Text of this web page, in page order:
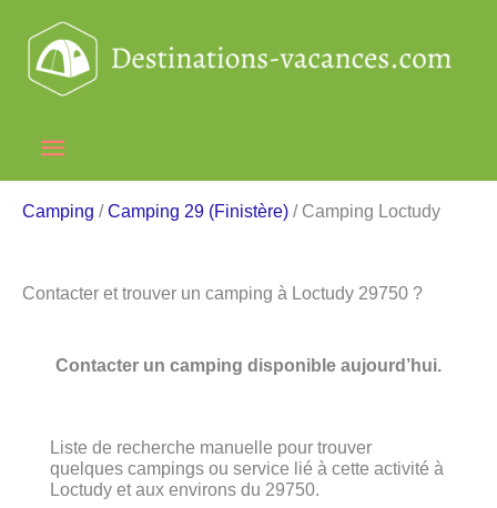
contenu
Menu
principal
Camping /Camping 29 (Finistère) / Camping Loctudy
Contacter et trouver un camping à Loctudy 29750 ?
Contacter un camping disponible aujourd’hui.
Liste de recherche manuelle pour trouver
quelques campings ou service lié à cette activité à
Loctudy et aux environs du 29750.